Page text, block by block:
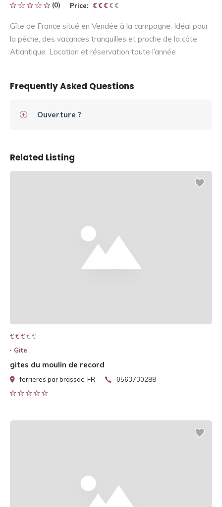
(0) Price: € € € € €
€ € €
Gîte de France situé en Vendée à la campagne. Idéal pour
la pêche, des vacances tranquilles et proche de la côte
Atlantique. Location et réservation toute l’année
Frequently Asked Questions
Ouverture ?
Related Listing
€ € € € €
€ € €
Gite
gites du moulin de record
ferrieres par brassac, FR 0563730288